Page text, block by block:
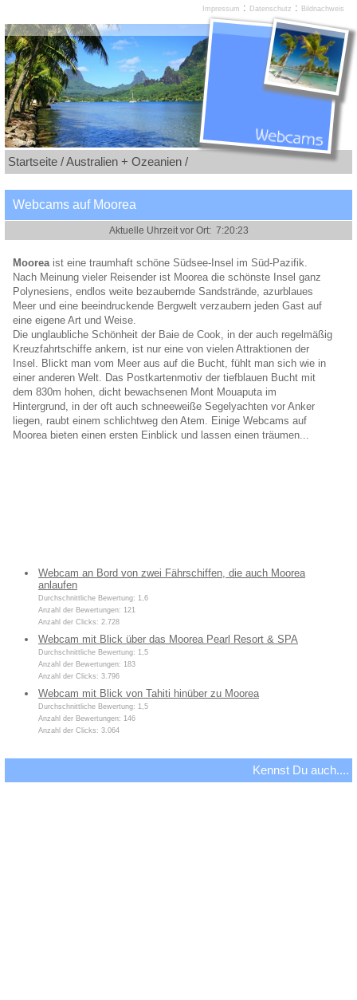
Startseite /Australien + Ozeanien /
Webcams auf Moorea
Mooreaist eine traumhaft schöne Südsee-Insel im Süd-Pazifik.
Nach Meinung vieler Reisender ist Moorea die schönste Insel ganz
Polynesiens, endlos weite bezaubernde Sandstrände, azurblaues
Meer und eine beeindruckende Bergwelt verzaubern jeden Gast auf
eine eigene Art und Weise.
Die unglaubliche Schönheit der Baie de Cook, in der auch regelmäßig
Kreuzfahrtschiffe ankern, ist nur eine von vielen Attraktionen der
Insel. Blickt man vom Meer aus auf die Bucht, fühlt man sich wie in
einer anderen Welt. Das Postkartenmotiv der tiefblauen Bucht mit
dem 830m hohen, dicht bewachsenen Mont Mouaputa im
Hintergrund, in der oft auch schneeweiße Segelyachten vor Anker
liegen, raubt einem schlichtweg den Atem. Einige Webcams auf
Moorea bieten einen ersten Einblick und lassen einen träumen...
Webcam an Bord von zwei Fährschiffen, die auch Moorea
anlaufen
Durchschnittliche Bewertung: 1,6
Anzahl der Bewertungen: 121
Anzahl der Clicks: 2.728
Webcam mit Blick über das Moorea Pearl Resort & SPA
Durchschnittliche Bewertung: 1,5
Anzahl der Bewertungen: 183
Anzahl der Clicks: 3.796
Webcam mit Blick von Tahiti hinüber zu Moorea
Durchschnittliche Bewertung: 1,5
Anzahl der Bewertungen: 146
Anzahl der Clicks: 3.064
Kennst Du auch....
Impressum : Datenschutz : Bildnachweis